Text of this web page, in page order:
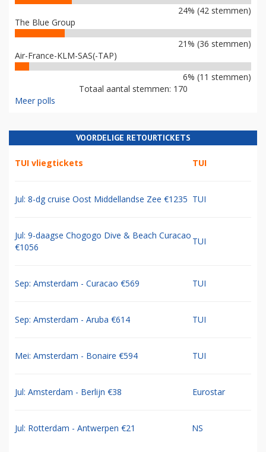
24% (42 stemmen)
The Blue Group
21% (36 stemmen)
Air-France-KLM-SAS(-TAP)
6% (11 stemmen)
Totaal aantal stemmen: 170
Meer polls
VOORDELIGE RETOURTICKETS
TUI vliegtickets TUI
Jul: 8-dg cruise Oost Middellandse Zee €1235 TUI
Jul: 9-daagse Chogogo Dive & Beach Curacao
€1056
TUI
Sep: Amsterdam - Curacao €569 TUI
Sep: Amsterdam - Aruba €614 TUI
Mei: Amsterdam - Bonaire €594 TUI
Jul: Amsterdam - Berlijn €38 Eurostar
Jul: Rotterdam - Antwerpen €21 NS